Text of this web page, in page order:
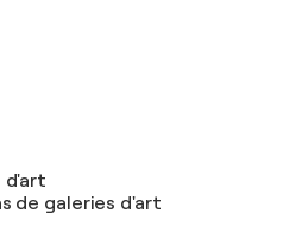
d'art
de galeries d'art